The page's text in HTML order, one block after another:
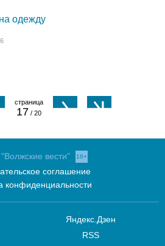
одежду
17 / 20
вести" 16+
соглашение
конфиденциальности
Яндекс.Дзен
RSS